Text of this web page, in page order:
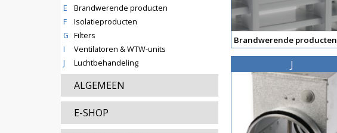
E
Brandwerende producten
F
Isolatieproducten
G Filters
I
Ventilatoren & WTW-units
J
Luchtbehandeling
ALGEMEEN
E-SHOP
Brandwerende producten
J